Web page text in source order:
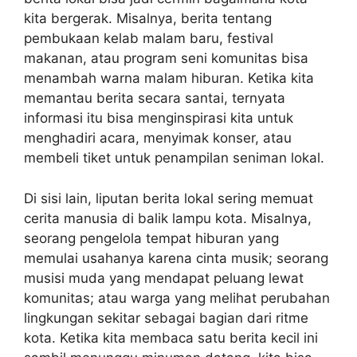
kita bergerak. Misalnya, berita tentang
pembukaan kelab malam baru, festival
makanan, atau program seni komunitas bisa
menambah warna malam hiburan. Ketika kita
memantau berita secara santai, ternyata
informasi itu bisa menginspirasi kita untuk
menghadiri acara, menyimak konser, atau
membeli tiket untuk penampilan seniman lokal.
Di sisi lain, liputan berita lokal sering memuat
cerita manusia di balik lampu kota. Misalnya,
seorang pengelola tempat hiburan yang
memulai usahanya karena cinta musik; seorang
musisi muda yang mendapat peluang lewat
komunitas; atau warga yang melihat perubahan
lingkungan sekitar sebagai bagian dari ritme
kota. Ketika kita membaca satu berita kecil ini